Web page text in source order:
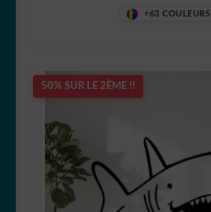
+63 COULEURS
50% SUR LE 2ÈME !!